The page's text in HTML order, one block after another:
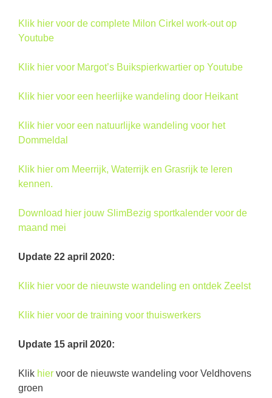
Klik hier voor de complete Milon Cirkel work-out op
Youtube
Klik hier voor Margot’s Buikspierkwartier op Youtube
Klik hier voor een heerlijke wandeling door Heikant
Klik hier voor een natuurlijke wandeling voor het
Dommeldal
Klik hier om Meerrijk, Waterrijk en Grasrijk te leren
kennen.
Download hier jouw SlimBezig sportkalender voor de
maand mei
Update 22 april 2020:
Klik hier voor de nieuwste wandeling en ontdek Zeelst
Klik hier voor de training voor thuiswerkers
Update 15 april 2020:
Klik hier voor de nieuwste wandeling voor Veldhovens
groen